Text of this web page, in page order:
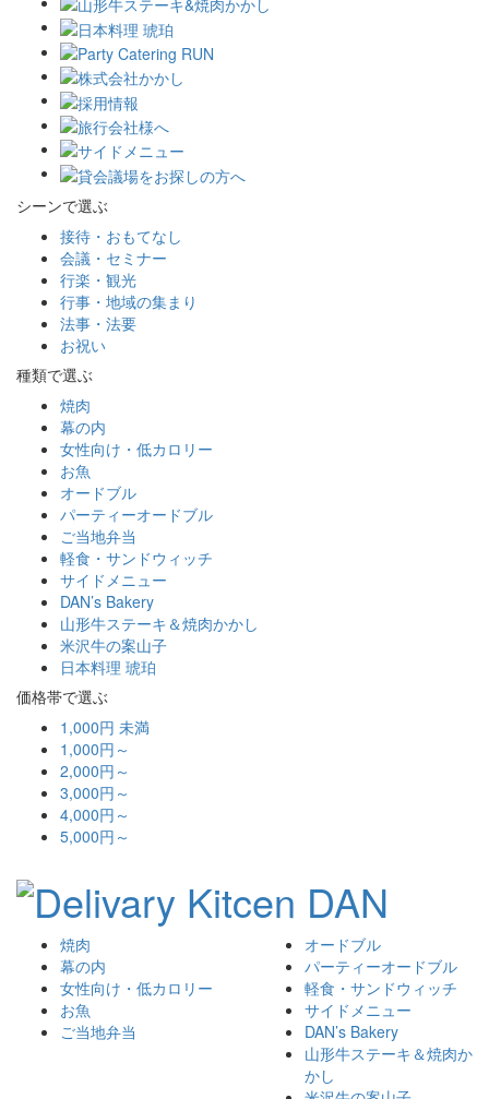
シーンで選ぶ
接待・おもてなし
会議・セミナー
行楽・観光
行事・地域の集まり
法事・法要
お祝い
種類で選ぶ
焼肉
幕の内
女性向け・低カロリー
お魚
オードブル
パーティーオードブル
ご当地弁当
軽食・サンドウィッチ
サイドメニュー
DAN’s Bakery
山形牛ステーキ＆焼肉かかし
米沢牛の案山子
日本料理 琥珀
価格帯で選ぶ
1,000円 未満
1,000円～
2,000円～
3,000円～
4,000円～
5,000円～
焼肉
幕の内
女性向け・低カロリー
お魚
ご当地弁当
オードブル
パーティーオードブル
軽食・サンドウィッチ
サイドメニュー
DAN’s Bakery
山形牛ステーキ＆焼肉か
かし